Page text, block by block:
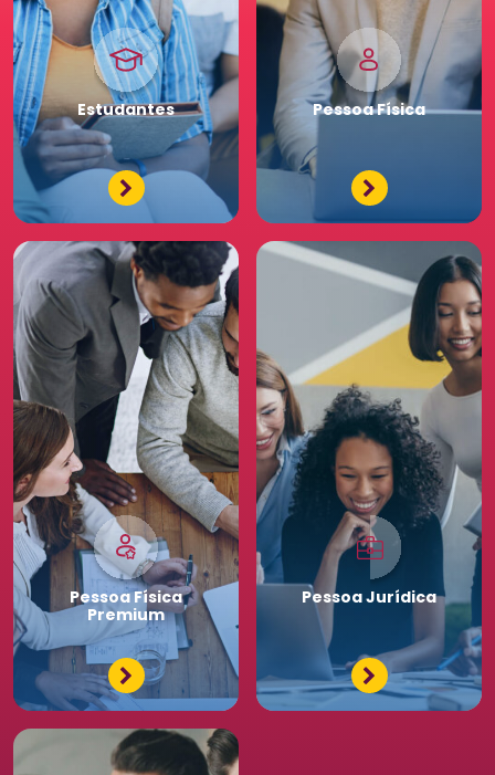
Estudantes PessoaFísica
PessoaFísica
Premium
PessoaJurídica
PessoaJurídica
Premium
Tenha acessos exclusivos
e diferenciados da maior
comunidade de Recursos
Humanos. Conheça os
benefícios diferenciados
para a sua equipe. Saia
na frente para o seu
negócio.